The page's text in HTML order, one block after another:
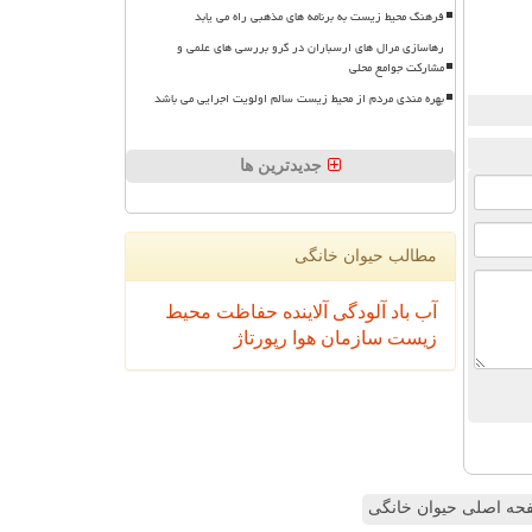
فرهنگ محیط زیست به برنامه های مذهبی راه می یابد
رهاسازی مرال های ارسباران در گرو بررسی های علمی و
مشارکت جوامع محلی
بهره مندی مردم از محیط زیست سالم اولویت اجرایی می باشد
جدیدترین ها
مطالب حیوان خانگی
آب باد آلودگی آلاینده حفاظت محیط
زیست سازمان هوا رپورتاژ
اصلی حیوان خانگی